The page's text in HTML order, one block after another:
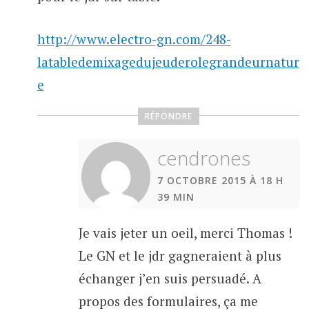
http://www.electro-gn.com/248-
latabledemixagedujeuderolegrandeurnatur
e
RÉPONDRE
cendrones
7 OCTOBRE 2015 À 18 H
39 MIN
Je vais jeter un oeil, merci Thomas !
Le GN et le jdr gagneraient à plus
échanger j’en suis persuadé. A
propos des formulaires, ça me